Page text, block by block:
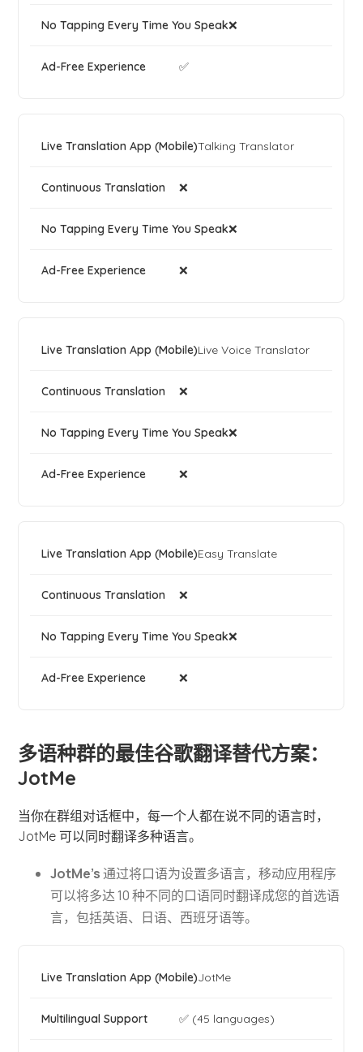
❌
✅
Talking Translator
❌
❌
❌
Live Voice Translator
❌
❌
❌
Easy Translate
❌
❌
❌
多语种群的最佳谷歌翻译替代方案：
JotMe
当你在群组对话框中，每一个人都在说不同的语言时，
JotMe 可以同时翻译多种语言。
JotMe's通过将口语为设置多语言，移动应用程序
可以将多达 10 种不同的口语同时翻译成您的首选语
言，包括英语、日语、西班牙语等。
JotMe
✅ (45 languages)